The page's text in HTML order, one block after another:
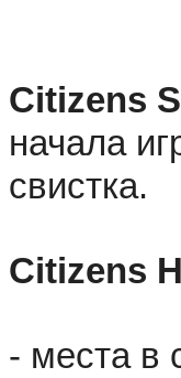
Citizens
начала
свистка.
Citizens
- места в